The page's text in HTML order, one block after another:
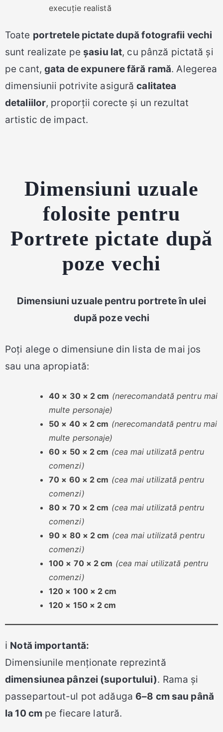
execuție realistă
Toate portretele pictate după fotografii vechi
sunt realizate peșasiu lat, cu pânză pictată și
pe cant,gata de expunere fără ramă. Alegerea
dimensiunii potrivite asigurăcalitatea
detaliilor, proporții corecte și un rezultat
artistic de impact.
Dimensiuni uzuale
folosite pentru
Portrete pictate după
poze vechi
Dimensiuni uzuale pentru portrete în ulei
după poze vechi
Poți alege o dimensiune din lista de mai jos
sau una apropiată:
40 × 30 × 2 cm (nerecomandată pentru mai
multe personaje)
50 × 40 × 2 cm (nerecomandată pentru mai
multe personaje)
60 × 50 × 2 cm (cea mai utilizată pentru
comenzi)
70 × 60 × 2 cm (cea mai utilizată pentru
comenzi)
80 × 70 × 2 cm (cea mai utilizată pentru
comenzi)
90 × 80 × 2 cm (cea mai utilizată pentru
comenzi)
100 × 70 × 2 cm (cea mai utilizată pentru
comenzi)
120 × 100 × 2 cm
120 × 150 × 2 cm
ℹ️ Notă importantă:
Dimensiunile menționate reprezintă
dimensiunea pânzei (suportului). Rama și
passepartout-ul pot adăuga 6–8 cm sau până
la 10 cm pe fiecare latură.